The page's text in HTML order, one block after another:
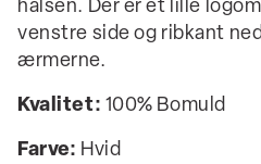
halsen. Der er et lille
venstre side og ribkant
ærmerne.
Kvalitet: 100% Bomuld
Farve: Hvid